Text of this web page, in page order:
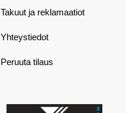
Takuut ja reklamaatiot
Yhteystiedot
Peruuta tilaus